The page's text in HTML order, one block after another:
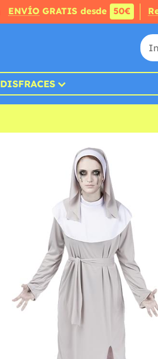
ENVÍOGRATIS desde 50€
DISFRACES